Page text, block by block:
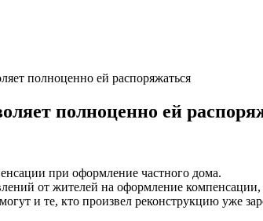
полноценно ей распоряжаться
полноценно ей
при оформление частного дома.
от жителей на оформление
и те, кто произвел реконструкцию уже